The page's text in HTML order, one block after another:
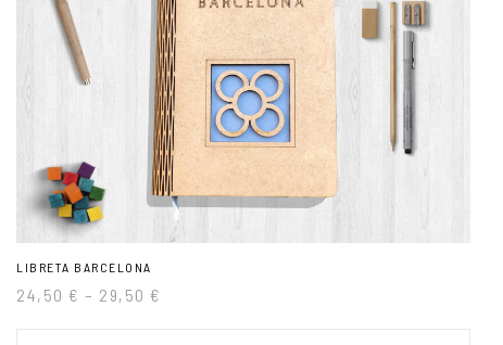
LIBRETA BARCELONA
24,50 € – 29,50 €